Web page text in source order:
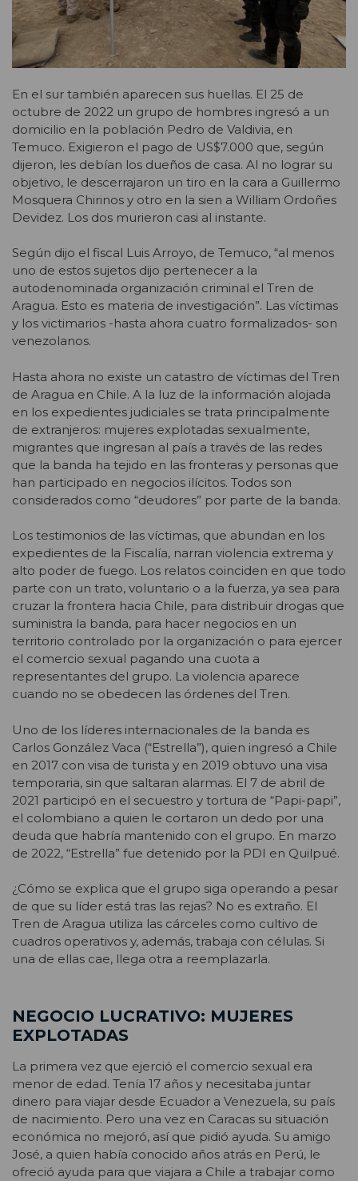
En el sur también aparecen sus huellas. El 25 de
octubre de 2022 un grupo de hombres ingresó a un
domicilio en la población Pedro de Valdivia, en
Temuco. Exigieron el pago de US$7.000 que, según
dijeron, les debían los dueños de casa. Al no lograr su
objetivo, le descerrajaron un tiro en la cara a Guillermo
Mosquera Chirinos y otro en la sien a William Ordoñes
Devidez. Los dos murieron casi al instante.
Según dijo el fiscal Luis Arroyo, de Temuco, “al menos
uno de estos sujetos dijo pertenecer a la
autodenominada organización criminal el Tren de
Aragua. Esto es materia de investigación”. Las víctimas
y los victimarios -hasta ahora cuatro formalizados- son
venezolanos.
Hasta ahora no existe un catastro de víctimas del Tren
de Aragua en Chile. A la luz de la información alojada
en los expedientes judiciales se trata principalmente
de extranjeros: mujeres explotadas sexualmente,
migrantes que ingresan al país a través de las redes
que la banda ha tejido en las fronteras y personas que
han participado en negocios ilícitos. Todos son
considerados como “deudores” por parte de la banda.
Los testimonios de las víctimas, que abundan en los
expedientes de la Fiscalía, narran violencia extrema y
alto poder de fuego. Los relatos coinciden en que todo
parte con un trato, voluntario o a la fuerza, ya sea para
cruzar la frontera hacia Chile, para distribuir drogas que
suministra la banda, para hacer negocios en un
territorio controlado por la organización o para ejercer
el comercio sexual pagando una cuota a
representantes del grupo. La violencia aparece
cuando no se obedecen las órdenes del Tren.
Uno de los líderes internacionales de la banda es
Carlos González Vaca (“Estrella”), quien ingresó a Chile
en 2017 con visa de turista y en 2019 obtuvo una visa
temporaria, sin que saltaran alarmas. El 7 de abril de
2021 participó en el secuestro y tortura de “Papi-papi”,
el colombiano a quien le cortaron un dedo por una
deuda que habría mantenido con el grupo. En marzo
de 2022, “Estrella” fue detenido por la PDI en Quilpué.
¿Cómo se explica que el grupo siga operando a pesar
de que su líder está tras las rejas? No es extraño. El
Tren de Aragua utiliza las cárceles como cultivo de
cuadros operativos y, además, trabaja con células. Si
una de ellas cae, llega otra a reemplazarla.
NEGOCIO LUCRATIVO: MUJERES
EXPLOTADAS
La primera vez que ejerció el comercio sexual era
menor de edad. Tenía 17 años y necesitaba juntar
dinero para viajar desde Ecuador a Venezuela, su país
de nacimiento. Pero una vez en Caracas su situación
económica no mejoró, así que pidió ayuda. Su amigo
José, a quien había conocido años atrás en Perú, le
ofreció ayuda para que viajara a Chile a trabajar como